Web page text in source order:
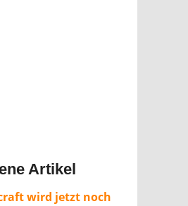
Artikel
wird jetzt noch